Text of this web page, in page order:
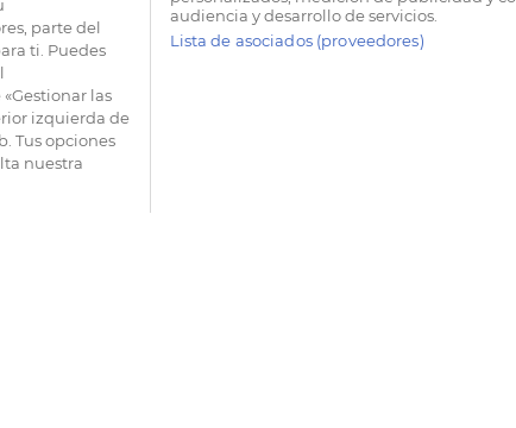
parte del
ti. Puedes
las
izquierda de
Tus opciones
nuestra
audiencia y desarrollo de servicios.
Lista de asociados (proveedores)